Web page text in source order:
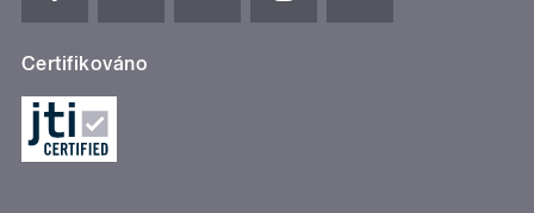
Certifikováno